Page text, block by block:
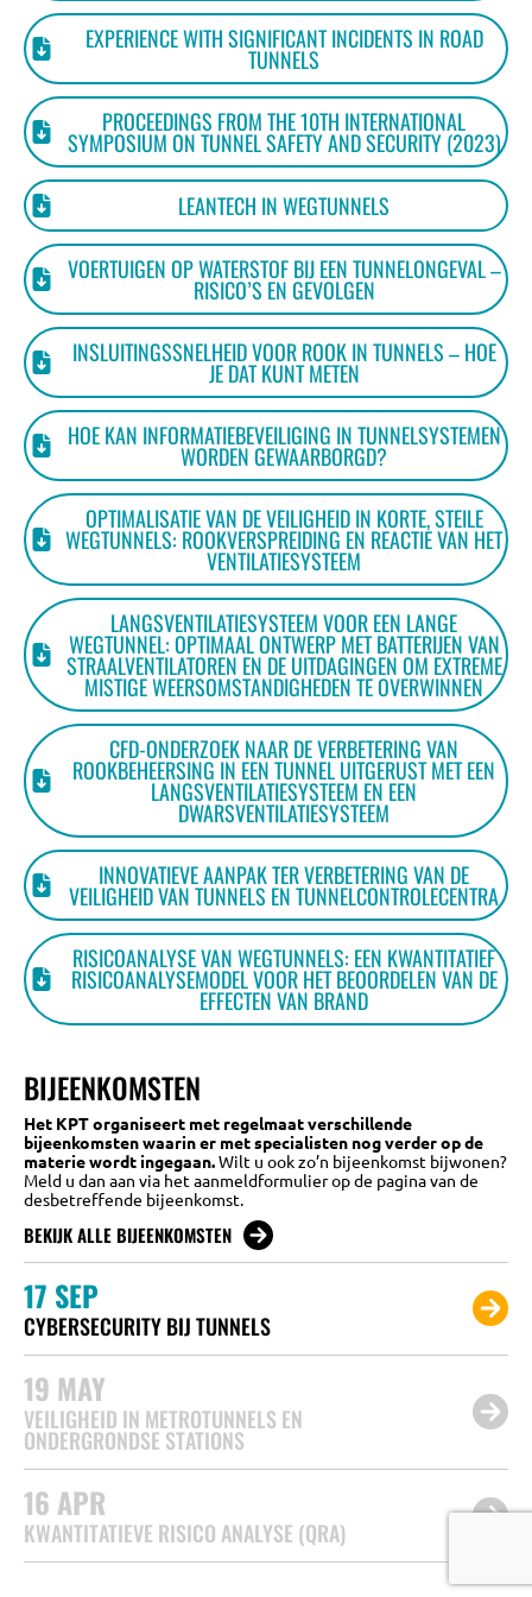
EXPERIENCE WITH SIGNIFICANT INCIDENTS IN ROAD
TUNNELS
PROCEEDINGS FROM THE 10TH INTERNATIONAL
SYMPOSIUM ON TUNNEL SAFETY AND SECURITY (2023)
LEANTECH IN WEGTUNNELS
VOERTUIGEN OP WATERSTOF BIJ EEN TUNNELONGEVAL –
RISICO’S EN GEVOLGEN
INSLUITINGSSNELHEID VOOR ROOK IN TUNNELS – HOE
JE DAT KUNT METEN
HOE KAN INFORMATIEBEVEILIGING IN TUNNELSYSTEMEN
WORDEN GEWAARBORGD?
OPTIMALISATIE VAN DE VEILIGHEID IN KORTE, STEILE
WEGTUNNELS: ROOKVERSPREIDING EN REACTIE VAN HET
VENTILATIESYSTEEM
LANGSVENTILATIESYSTEEM VOOR EEN LANGE
WEGTUNNEL: OPTIMAAL ONTWERP MET BATTERIJEN VAN
STRAALVENTILATOREN EN DE UITDAGINGEN OM EXTREME
MISTIGE WEERSOMSTANDIGHEDEN TE OVERWINNEN
CFD-ONDERZOEK NAAR DE VERBETERING VAN
ROOKBEHEERSING IN EEN TUNNEL UITGERUST MET EEN
LANGSVENTILATIESYSTEEM EN EEN
DWARSVENTILATIESYSTEEM
INNOVATIEVE AANPAK TER VERBETERING VAN DE
VEILIGHEID VAN TUNNELS EN TUNNELCONTROLECENTRA
RISICOANALYSE VAN WEGTUNNELS: EEN KWANTITATIEF
RISICOANALYSEMODEL VOOR HET BEOORDELEN VAN DE
EFFECTEN VAN BRAND
BIJEENKOMSTEN
Het KPT organiseert met regelmaat verschillende
bijeenkomsten waarin er met specialisten nog verder op de
materie wordt ingegaan.Wilt u ook zo’n bijeenkomst bijwonen?
Meld u dan aan via het aanmeldformulier op de pagina van de
desbetreffende bijeenkomst.
BEKIJK ALLE BIJEENKOMSTEN
17 SEP
CYBERSECURITY BIJ TUNNELS
19 MAY
VEILIGHEID IN METROTUNNELS EN
ONDERGRONDSE STATIONS
16 APR
KWANTITATIEVE RISICO ANALYSE (QRA)